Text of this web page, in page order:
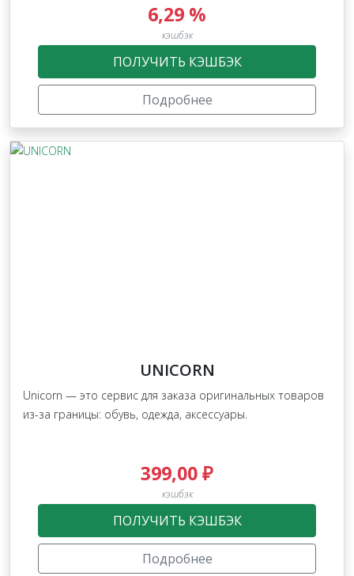
6,29 %
кэшбэк
ПОЛУЧИТЬ КЭШБЭК
Подробнее
UNICORN
Unicorn — это сервис для заказа оригинальных товаров
из-за границы: обувь, одежда, аксессуары.
399,00 ₽
кэшбэк
ПОЛУЧИТЬ КЭШБЭК
Подробнее